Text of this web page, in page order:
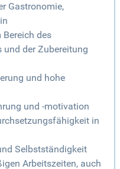
Gastronomie,
des
der Zubereitung
und hohe
und -motivation
in
Selbstständigkeit
Arbeitszeiten, auch